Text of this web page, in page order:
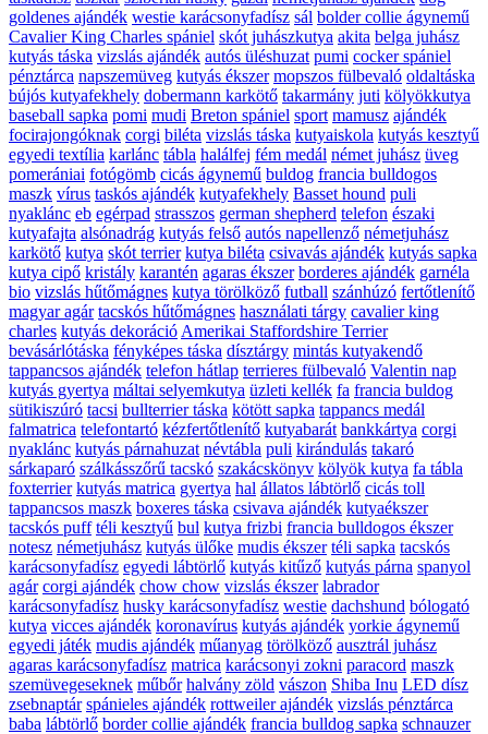
goldenes ajándék westie karácsonyfadísz sál bolder collie ágynemű
Cavalier King Charles spániel skót juhászkutya akita belga juhász
kutyás táska vizslás ajándék autós üléshuzat pumi cocker spániel
pénztárca napszemüveg kutyás ékszer mopszos fülbevaló oldaltáska
bújós kutyafekhely dobermann karkötő takarmány juti kölyökkutya
baseball sapka pomi mudi Breton spániel sport mamusz ajándék
focirajongóknak corgi biléta vizslás táska kutyaiskola kutyás kesztyű
egyedi textília karlánc tábla halálfej fém medál német juhász üveg
pomerániai fotógömb cicás ágynemű buldog francia bulldogos
maszk vírus taskós ajándék kutyafekhely Basset hound puli
nyaklánc eb egérpad strasszos german shepherd telefon északi
kutyafajta alsónadrág kutyás felső autós napellenző németjuhász
karkötő kutya skót terrier kutya biléta csivavás ajándék kutyás sapka
kutya cipő kristály karantén agaras ékszer borderes ajándék garnéla
bio vizslás hűtőmágnes kutya törölköző futball szánhúzó fertőtlenítő
magyar agár tacskós hűtőmágnes használati tárgy cavalier king
charles kutyás dekoráció Amerikai Staffordshire Terrier
bevásárlótáska fényképes táska dísztárgy mintás kutyakendő
tappancsos ajándék telefon hátlap terrieres fülbevaló Valentin nap
kutyás gyertya máltai selyemkutya üzleti kellék fa francia buldog
sütikiszúró tacsi bullterrier táska kötött sapka tappancs medál
falmatrica telefontartó kézfertőtlenítő kutyabarát bankkártya corgi
nyaklánc kutyás párnahuzat névtábla puli kirándulás takaró
sárkaparó szálkásszőrű tacskó szakácskönyv kölyök kutya fa tábla
foxterrier kutyás matrica gyertya hal állatos lábtörlő cicás toll
tappancsos maszk boxeres táska csivava ajándék kutyaékszer
tacskós puff téli kesztyű bul kutya frizbi francia bulldogos ékszer
notesz németjuhász kutyás ülőke mudis ékszer téli sapka tacskós
karácsonyfadísz egyedi lábtörlő kutyás kitűző kutyás párna spanyol
agár corgi ajándék chow chow vizslás ékszer labrador
karácsonyfadísz husky karácsonyfadísz westie dachshund bólogató
kutya vicces ajándék koronavírus kutyás ajándék yorkie ágynemű
egyedi játék mudis ajándék műanyag törölköző ausztrál juhász
agaras karácsonyfadísz matrica karácsonyi zokni paracord maszk
szemüvegeseknek műbőr halvány zöld vászon Shiba Inu LED dísz
zsebnaptár spánieles ajándék rottweiler ajándék vizslás pénztárca
baba lábtörlő border collie ajándék francia bulldog sapka schnauzer